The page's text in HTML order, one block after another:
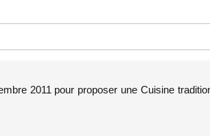
2011 pour proposer une Cuisine